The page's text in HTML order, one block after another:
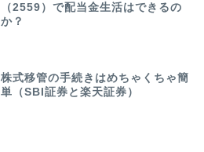
（2559）で配当金生活はできるの
か？
株式移管の手続きはめちゃくちゃ簡
単（SBI証券と楽天証券）